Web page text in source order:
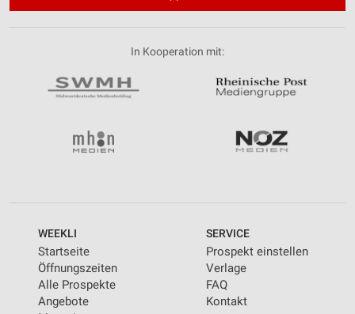
In Kooperation mit:
WEEKLI
Startseite
Öffnungszeiten
Alle Prospekte
Angebote
SERVICE
Prospekt einstellen
Verlage
FAQ
Kontakt